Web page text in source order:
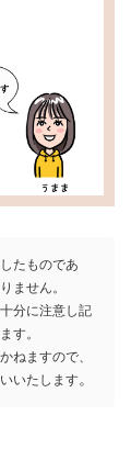
たものであ
ません。
分に注意し記
す。
ねますので、
いたします。